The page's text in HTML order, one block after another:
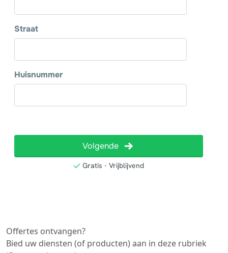
Offertes ontvangen?
Bied uw diensten (of producten) aan in deze rubriek